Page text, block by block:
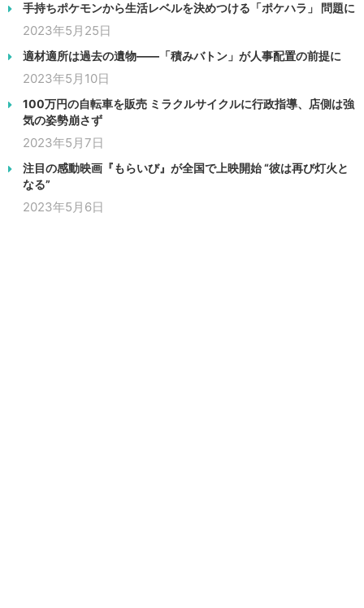
手持ちポケモンから生活レベルを決めつける「ポケハラ」 問題に
2023年5月25日
適材適所は過去の遺物――「積みバトン」が人事配置の前提に
2023年5月10日
100万円の自転車を販売 ミラクルサイクルに行政指導、店側は強
気の姿勢崩さず
2023年5月7日
注目の感動映画『もらいび』が全国で上映開始 “彼は再び灯火と
なる”
2023年5月6日